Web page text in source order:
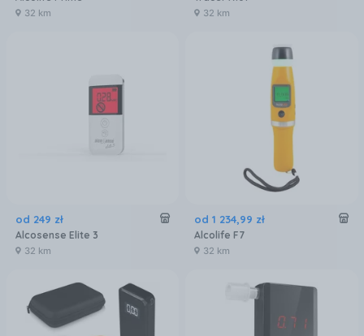
32 km 32 km
od 249 zł
Alcosense Elite 3
32 km
od 1 234,99 zł
Alcolife F7
32 km